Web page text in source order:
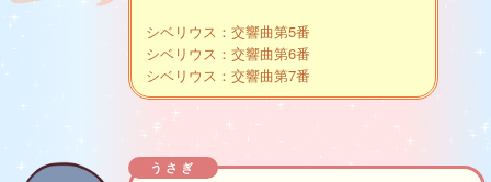
シベリウス：交響曲第5番
シベリウス：交響曲第6番
シベリウス：交響曲第7番
うさぎ